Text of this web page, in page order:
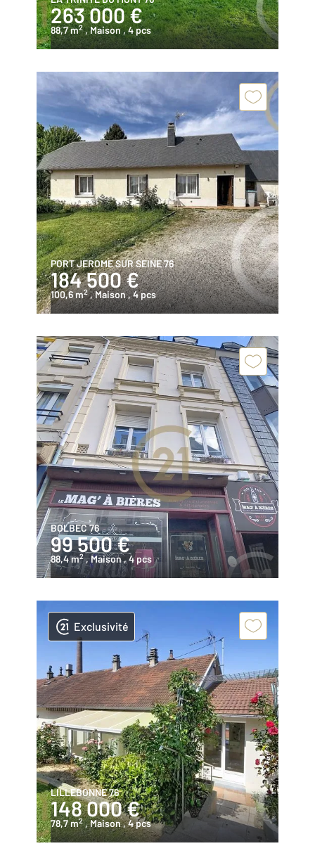
263 000 €
88,7 m2 , Maison, 4 pcs
PORT JEROME SUR SEINE 76
184 500 €
100,6 m2 , Maison, 4 pcs
BOLBEC 76
99 500 €
88,4 m2 , Maison, 4 pcs
Exclusivité
LILLEBONNE 76
148 000 €
78,7 m2 , Maison, 4 pcs